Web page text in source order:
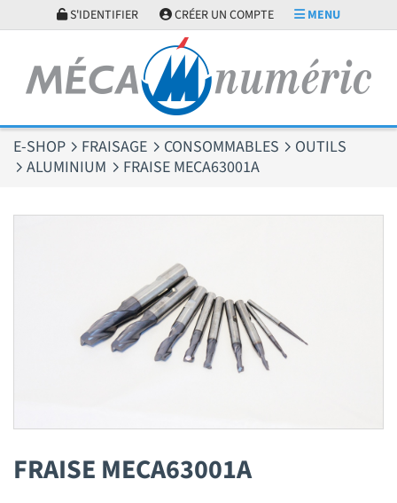
S'IDENTIFIER CRÉER UN COMPTE MENU
E-SHOP FRAISAGE CONSOMMABLES
OUTILS
ALUMINIUM
FRAISE MECA63001A
FRAISE MECA63001A
Panneau de gestion des cookies